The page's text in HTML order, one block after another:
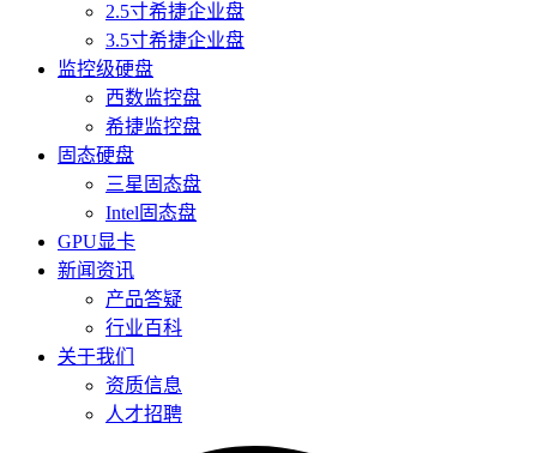
2.5寸希捷企业盘
3.5寸希捷企业盘
监控级硬盘
西数监控盘
希捷监控盘
固态硬盘
三星固态盘
Intel固态盘
GPU显卡
新闻资讯
产品答疑
行业百科
关于我们
资质信息
人才招聘